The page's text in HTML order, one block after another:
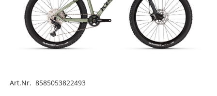
Art.Nr. 8585053822493